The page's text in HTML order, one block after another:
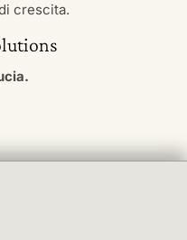
crescita.